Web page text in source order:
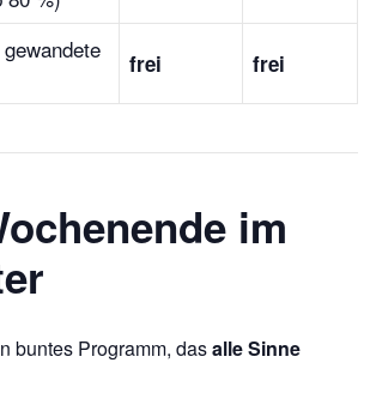
frei frei
im
buntes Programm, dasalle Sinne